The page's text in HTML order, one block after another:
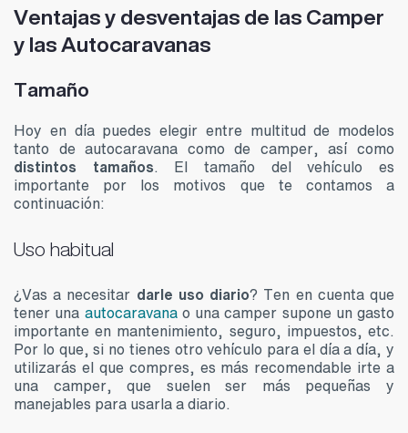
Ventajas y desventajas de las Camper
y las Autocaravanas
Tamaño
Hoy en día puedes elegir entre multitud de modelos
tanto de autocaravana como de camper, así como
distintos tamaños. El tamaño del vehículo es
importante por los motivos que te contamos a
continuación:
Uso habitual
¿Vas a necesitar darle uso diario? Ten en cuenta que
tener una autocaravanao una camper supone un gasto
importante en mantenimiento, seguro, impuestos, etc.
Por lo que, si no tienes otro vehículo para el día a día, y
utilizarás el que compres, es más recomendable irte a
una camper, que suelen ser más pequeñas y
manejables para usarla a diario.